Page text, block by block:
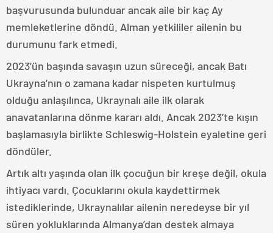
başvurusunda bulunduar ancak aile bir kaç Ay
memleketlerine döndü. Alman yetkililer ailenin bu
durumunu fark etmedi.
2023’ün başında savaşın uzun süreceği, ancak Batı
Ukrayna’nın o zamana kadar nispeten kurtulmuş
olduğu anlaşılınca, Ukraynalı aile ilk olarak
anavatanlarına dönme kararı aldı. Ancak 2023’te kışın
başlamasıyla birlikte Schleswig-Holstein eyaletine geri
döndüler.
Artık altı yaşında olan ilk çocuğun bir kreşe değil, okula
ihtiyacı vardı. Çocuklarını okula kaydettirmek
istediklerinde, Ukraynalılar ailenin neredeyse bir yıl
süren yokluklarında Almanya’dan destek almaya